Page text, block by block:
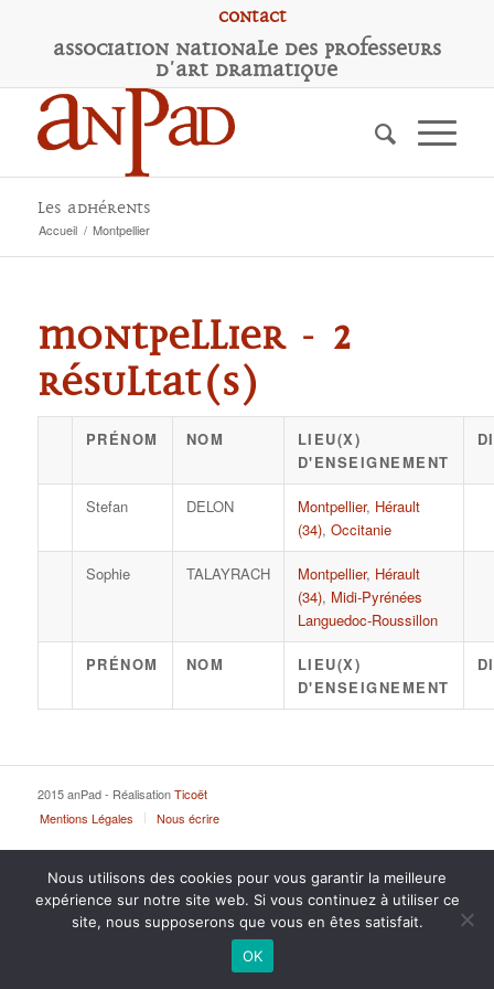
Contact
Association Nationale des Professeurs
d'Art Dramatique
Les adhérents
Accueil / Montpellier
Montpellier - 2
résultat(s)
PRÉNOM NOM
LIEU(X)
D'ENSEIGNEMENT
Stefan DELON Montpellier, Hérault
(34), Occitanie
Sophie TALAYRACH Montpellier, Hérault
(34), Midi-Pyrénées
Languedoc-Roussillon
PRÉNOM NOM
LIEU(X)
D'ENSEIGNEMENT
2015 anPad - RéalisationTicoët
Mentions Légales
Nous écrire
Nous utilisons des cookies pour vous garantir la meilleure
expérience sur notre site web. Si vous continuez à utiliser ce
site, nous supposerons que vous en êtes satisfait.
OK